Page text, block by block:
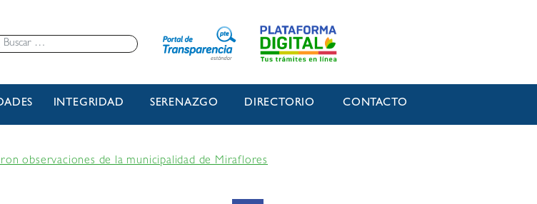
INTEGRIDAD SERENAZGO DIRECTORIO CONTACTO
observaciones de la municipalidad de Miraflores